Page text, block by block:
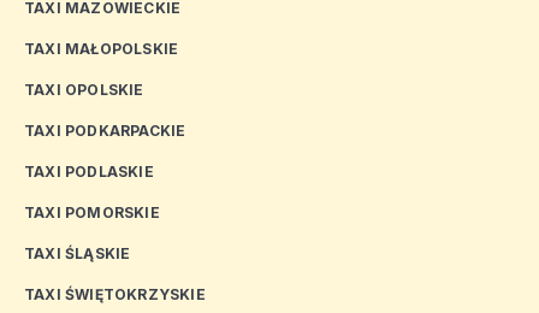
TAXI MAZOWIECKIE
TAXI MAŁOPOLSKIE
TAXI OPOLSKIE
TAXI PODKARPACKIE
TAXI PODLASKIE
TAXI POMORSKIE
TAXI ŚLĄSKIE
TAXI ŚWIĘTOKRZYSKIE